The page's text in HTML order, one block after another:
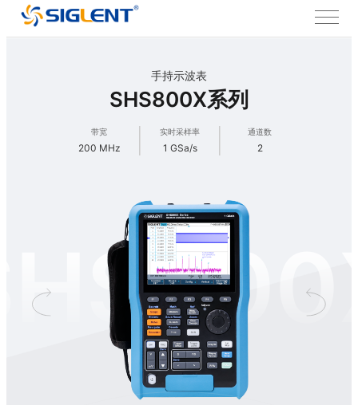
手持示波表
SHS800X系列
带宽
200 MHz
实时采样率
1 GSa/s
通道数
2